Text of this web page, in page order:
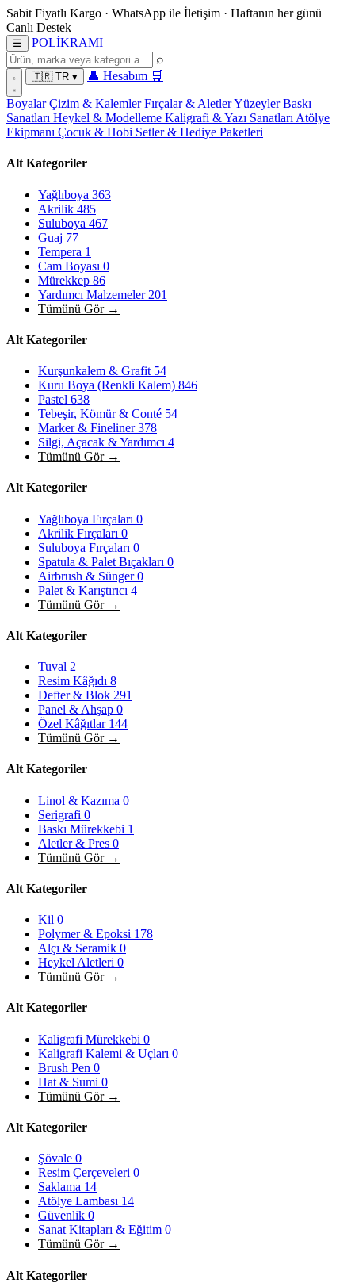
Sabit Fiyatlı Kargo · WhatsApp ile İletişim · Haftanın her günü
Canlı Destek
☰ POLİKRAMI
⌕
🇹🇷 TR ▾ 👤 Hesabım 🛒
BoyalarÇizim & KalemlerFırçalar & AletlerYüzeylerBaskı
Sanatları Heykel & Modelleme Kaligrafi & Yazı Sanatları Atölye
Ekipmanı Çocuk & Hobi Setler & Hediye Paketleri
Alt Kategoriler
Yağlıboya 363
Akrilik 485
Suluboya 467
Guaj 77
Tempera 1
Cam Boyası 0
Mürekkep 86
Yardımcı Malzemeler 201
Tümünü Gör →
Alt Kategoriler
Kurşunkalem & Grafit 54
Kuru Boya (Renkli Kalem) 846
Pastel 638
Tebeşir, Kömür & Conté 54
Marker & Fineliner378
Silgi, Açacak & Yardımcı 4
Tümünü Gör →
Alt Kategoriler
Yağlıboya Fırçaları 0
Akrilik Fırçaları 0
Suluboya Fırçaları 0
Spatula & Palet Bıçakları 0
Airbrush & Sünger0
Palet & Karıştırıcı 4
Tümünü Gör →
Alt Kategoriler
Tuval 2
Resim Kâğıdı 8
Defter & Blok 291
Panel & Ahşap 0
Özel Kâğıtlar 144
Tümünü Gör →
Alt Kategoriler
Linol & Kazıma 0
Serigrafi 0
Baskı Mürekkebi 1
Aletler & Pres 0
Tümünü Gör →
Alt Kategoriler
Kil 0
Polymer & Epoksi 178
Alçı & Seramik 0
Heykel Aletleri 0
Tümünü Gör →
Alt Kategoriler
Kaligrafi Mürekkebi 0
Kaligrafi Kalemi & Uçları 0
Brush Pen 0
Hat & Sumi 0
Tümünü Gör →
Alt Kategoriler
Şövale 0
Resim Çerçeveleri 0
Saklama 14
Atölye Lambası 14
Güvenlik 0
Sanat Kitapları & Eğitim 0
Tümünü Gör →
Alt Kategoriler